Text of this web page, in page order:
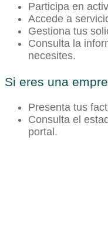
Participa en
Accede a
Gestiona tus
Consulta la
necesites.
Si eres una
Presenta tus
Consulta el
portal.